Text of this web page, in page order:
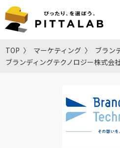
TOP マーケティング
ブラン
ブランディングテクノロジー株式会